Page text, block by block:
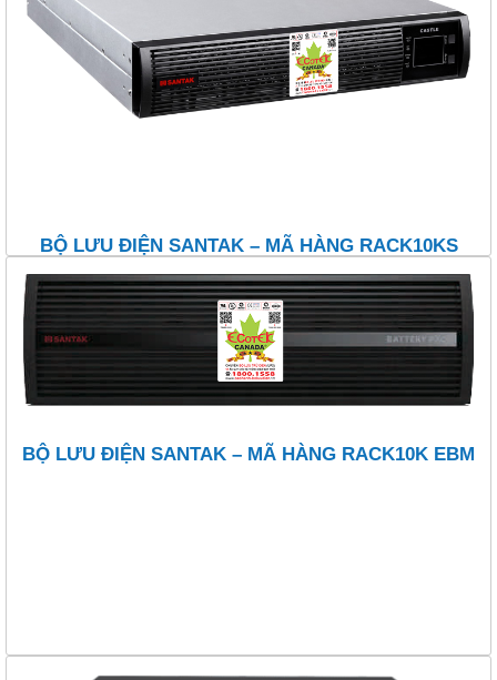
BỘ LƯU ĐIỆN SANTAK – MÃ HÀNG RACK10KS
BỘ LƯU ĐIỆN SANTAK – MÃ HÀNG RACK10K EBM